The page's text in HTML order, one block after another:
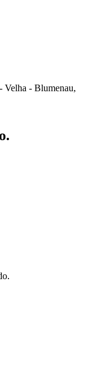
Velha - Blumenau,